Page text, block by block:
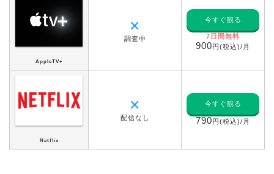
AppleTV+
✕
調査中
今すぐ観る
7日間無料
900円(税込)/月
Netflix
✕
配信なし
今すぐ観る
790円(税込)/月